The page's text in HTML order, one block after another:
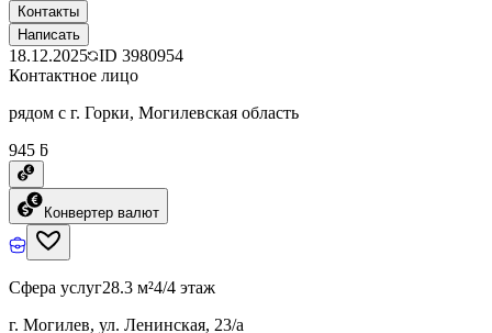
Контакты
Написать
18.12.2025 ID 3980954
Контактное лицо
рядом с г. Горки, Могилевская область
945 ƃ
Конвертер валют
Сфера услуг28.3 м²4/4 этаж
г. Могилев, ул. Ленинская, 23/а